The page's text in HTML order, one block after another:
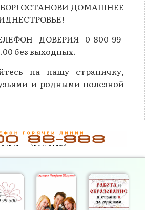
ОСТАНОВИ ДОМАШНЕЕ
ДОВЕРИЯ 0-800-99-
без выходных.
на нашу страничку,
и родными полезной